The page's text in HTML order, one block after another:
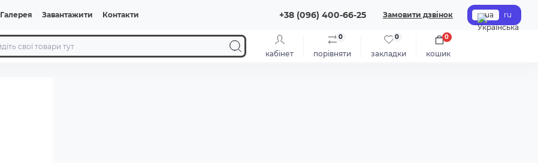
Галерея Завантажити Контакти +38 (096) 400-66-25 Замовити дзвінок ua ru
кабінет порівняти
0
закладки
0
кошик
0